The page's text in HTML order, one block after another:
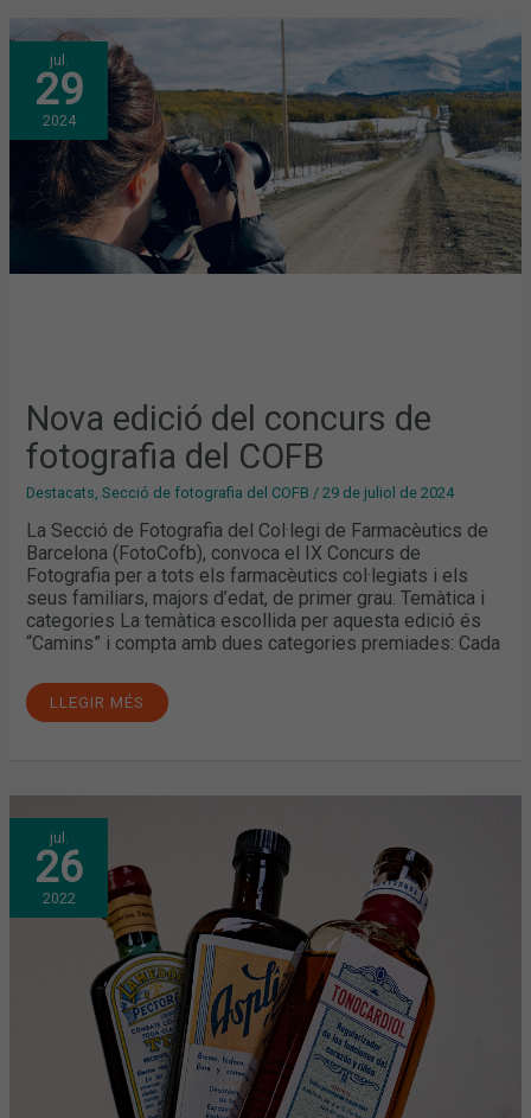
jul.
29
2024
Nova edició del concurs de
fotografia del COFB
Destacats ,Secció de fotografia del COFB /29 de juliol de 2024
La Secció de Fotografia del Col·legi de Farmacèutics de
Barcelona (FotoCofb), convoca el IX Concurs de
Fotografia per a tots els farmacèutics col·legiats i els
seus familiars, majors d’edat, de primer grau. Temàtica i
categories La temàtica escollida per aquesta edició és
“Camins” i compta amb dues categories premiades: Cada
NOVA
EDICIÓ
DEL
CONCURS
DE
FOTOGRAFIA
DEL
COFB
LLEGIR MÉS
jul.
26
2022
LA
PRIMERA
EDICIÓ
DEL
CONCURS
DE
FOTOGRAFIA
PORTADES
CIRCULAR
GUANYADORS